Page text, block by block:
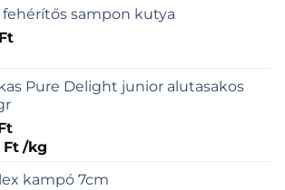
fehérítős sampon kutya
Ft
Pure Delight junior alutasakos
Ft /kg
kampó 7cm